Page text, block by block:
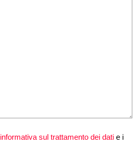
informativa sul trattamento dei dati e i